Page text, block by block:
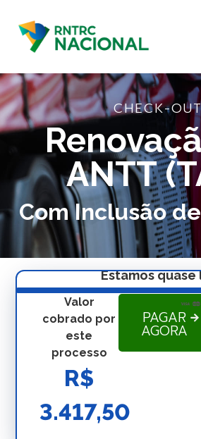
CHECK-
ANTT
Com Inclusão
Estamos quase
Valor
cobrado por
este
processo
R$
3.417,50
PAGAR
AGORA